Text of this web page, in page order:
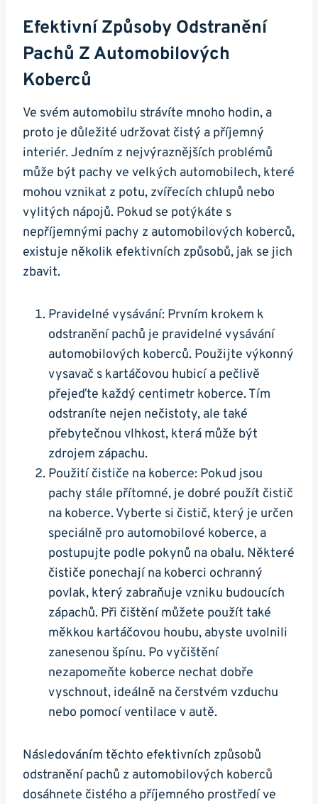
Efektivní ‍způsoby⁤ Odstranění
Pachů ⁣z Automobilových
Koberců
Ve svém automobilu strávíte mnoho hodin, a⁢
proto je důležité ​udržovat čistý a‍ příjemný
‌interiér. Jedním⁢ z nejvýraznějších problémů
může být pachy ve ⁢velkých automobilech, které
mohou vznikat z ⁣potu, zvířecích chlupů nebo
vylitých nápojů.​ Pokud se potýkáte ⁣s
nepříjemnými pachy z automobilových koberců,
existuje ⁣několik efektivních způsobů, ‍jak ​se‍ jich
zbavit.
Pravidelné​ vysávání:​ Prvním krokem⁤ k
odstranění pachů je pravidelné vysávání
automobilových koberců.⁣ Použijte výkonný
vysavač⁢ s kartáčovou hubicí a​ pečlivě‍
přejeďte každý ⁢centimetr koberce. ‍Tím
‌odstraníte nejen ⁢nečistoty, ale také
přebytečnou vlhkost, která může být
zdrojem⁤ zápachu.⁣
Použití čističe na koberce: Pokud jsou
⁤pachy ‌stále přítomné,⁤ je dobré použít čistič
na ‌koberce. Vyberte ⁣si čistič, který je určen
speciálně pro automobilové koberce, a
postupujte podle ⁤pokynů⁢ na obalu.​ Některé‌
čističe ponechají na koberci‍ ochranný
povlak, který zabraňuje vzniku ⁢budoucích
zápachů. Při čištění můžete použít‍ také
měkkou kartáčovou⁣ houbu, abyste⁤ uvolnili
zanesenou špínu. Po vyčištění
⁢nezapomeňte ⁣koberce nechat dobře⁣
vyschnout, ⁤ideálně na čerstvém vzduchu
nebo​ pomocí ​ventilace v ‍autě.
Následováním těchto‌ efektivních ⁤způsobů
odstranění pachů⁢ z automobilových⁤ koberců
dosáhnete čistého​ a příjemného ​prostředí ⁢ve